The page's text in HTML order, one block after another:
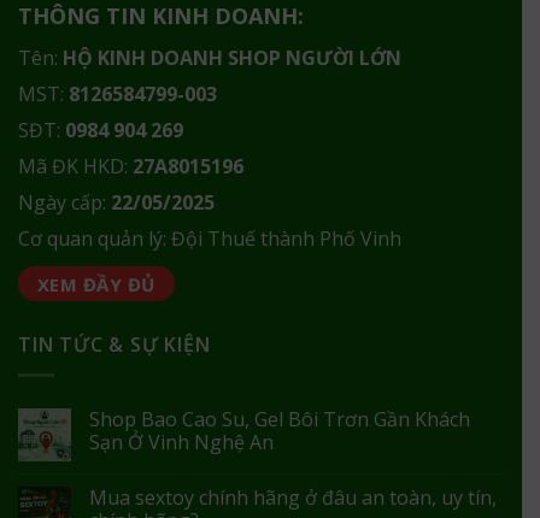
THÔNG TIN KINH DOANH:
Tên: HỘ KINH DOANH SHOP NGƯỜI LỚN
MST: 8126584799-003
SĐT: 0984 904 269
Mã ĐK HKD: 27A8015196
Ngày cấp: 22/05/2025
Cơ quan quản lý: Đội Thuế thành Phố Vinh
XEM ĐẦY ĐỦ
TIN TỨC & SỰ KIỆN
Shop Bao Cao Su, Gel Bôi Trơn Gần Khách
Sạn Ở Vinh Nghệ An
Mua sextoy chính hãng ở đâu an toàn, uy tín,